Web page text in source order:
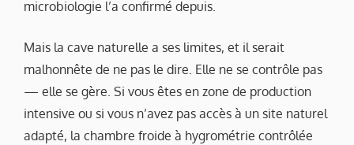
microbiologie l’a confirmé depuis.
Mais la cave naturelle a ses limites, et il serait
malhonnête de ne pas le dire. Elle ne se contrôle pas
— elle se gère. Si vous êtes en zone de production
intensive ou si vous n’avez pas accès à un site naturel
adapté, la chambre froide à hygrométrie contrôlée